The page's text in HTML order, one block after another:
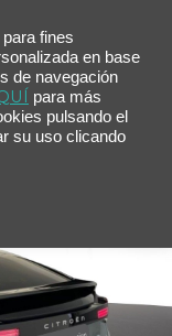
Max
fines
en base
de navegación
para más
pulsando el
su uso clicando